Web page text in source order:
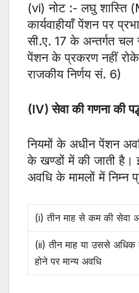
(vi) नोट :- लघु शास्ति
कार्यवाहीयाँ पेंशन पर
सी.ए. 17 के अन्तर्गत चल
पेंशन के प्रकरण नहीं
राजकीय निर्णय सं. 6)
(IV) सेवा की गणना की
नियमों के अधीन पेंशन
के खण्डों में की जाती है।
अवधि के मामलों में निम्न
(i) तीन माह से कम की सेवा
(ii) तीन माह या उससे अधिक
होने पर मान्य अवधि